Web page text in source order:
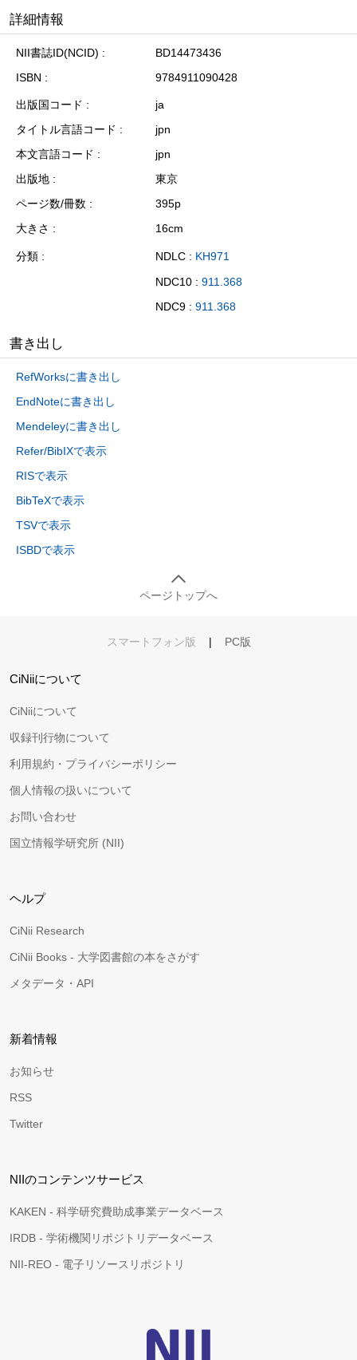
詳細情報
NII書誌ID(NCID)
BD14473436
ISBN
9784911090428
出版国コード
ja
タイトル言語コード
jpn
本文言語コード
jpn
出版地
東京
ページ数/冊数
395p
大きさ
16cm
分類 NDLC : KH971
NDC10 : 911.368
NDC9 : 911.368
書き出し
RefWorksに書き出し
EndNoteに書き出し
Mendeleyに書き出し
Refer/BibIXで表示
RISで表示
BibTeXで表示
TSVで表示
ISBDで表示
ページトップへ
スマートフォン版 | PC版
CiNiiについて
CiNiiについて
収録刊行物について
利用規約・プライバシーポリシー
個人情報の扱いについて
お問い合わせ
国立情報学研究所 (NII)
ヘルプ
CiNii Research
CiNii Books - 大学図書館の本をさがす
メタデータ・API
新着情報
お知らせ
RSS
Twitter
NIIのコンテンツサービス
KAKEN - 科学研究費助成事業データベース
IRDB - 学術機関リポジトリデータベース
NII-REO - 電子リソースリポジトリ